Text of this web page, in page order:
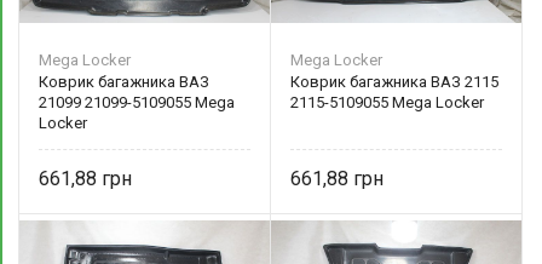
Mega Locker
Коврик багажника ВАЗ
21099 21099-5109055 Mega
Locker
661,88
Mega Locker
Коврик багажника ВАЗ 2115
2115-5109055 Mega Locker
661,88